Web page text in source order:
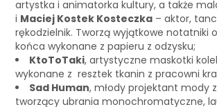
artystka i animatorka kultury, a także
i Maciej Kostek Kosteczka – aktor,
rękodzielnik. Tworzą wyjątkowe notatniki
końca wykonane z papieru z odzysku;
KtoToTaki, artystyczne maskotki
wykonane z resztek tkanin z pracowni
Sad Human, młody projektant mody
tworzący ubrania monochromatyczne,